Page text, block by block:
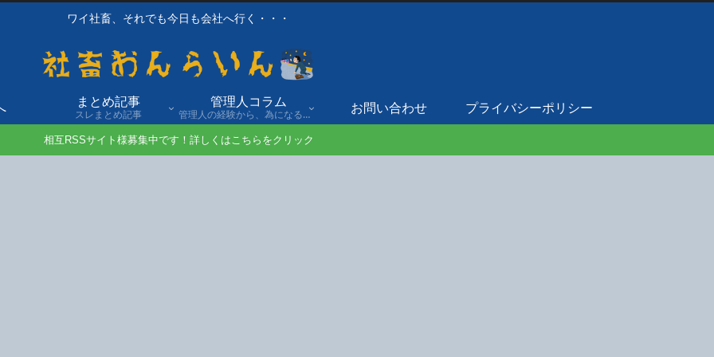
ワイ社畜、それでも今日も会社へ行く・・・
まとめ記事
スレまとめ記事
管理人コラム
管理人の経験から、為になる話や自身の経験談を発信。
お問い合わせ プライバシーポリシー
相互RSSサイト様募集中です！詳しくはこちらをクリック